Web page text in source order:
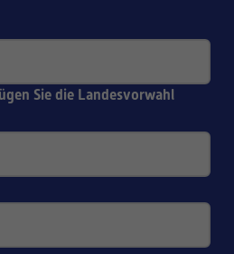
Sie die Landesvorwahl